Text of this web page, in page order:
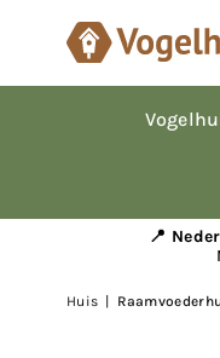
📍
Huis